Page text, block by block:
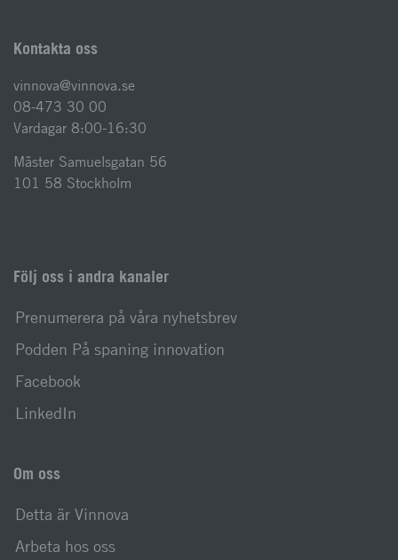
Kontakta oss
vinnova@vinnova.se
08-473 30 00
Vardagar 8:00-16:30
Mäster Samuelsgatan 56
101 58 Stockholm
Följ oss i andra kanaler
Prenumerera på våra nyhetsbrev
Podden På spaning innovation
Facebook
LinkedIn
Om oss
Detta är Vinnova
Arbeta hos oss